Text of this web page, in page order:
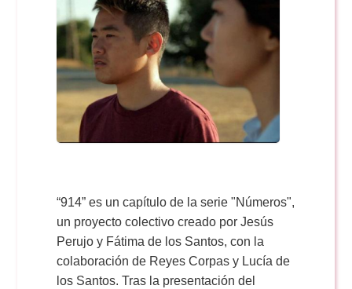
“914” es un capítulo de la serie "Números",
un proyecto colectivo creado por Jesús
Perujo y Fátima de los Santos, con la
colaboración de Reyes Corpas y Lucía de
los Santos. Tras la presentación del